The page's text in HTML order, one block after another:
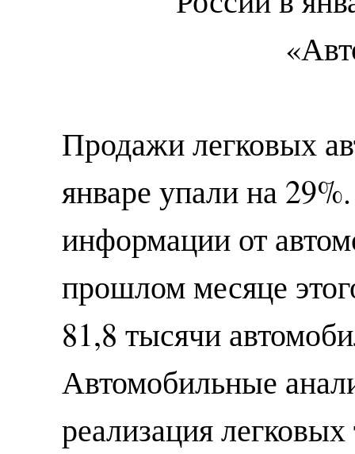
Продажи легковых
январе упали на
информации от
прошлом месяце
81,8 тысячи
Автомобильные
реализация